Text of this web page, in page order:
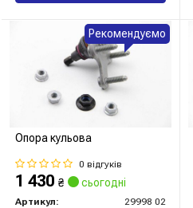
Опора кульова
0 відгуків
1 430 ₴ сьогодні
Артикул:
29998 02
Рекомендуємо